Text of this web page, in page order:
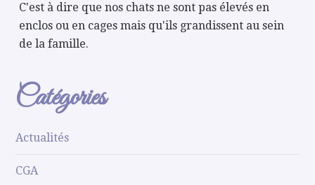
C'est à dire que nos chats ne sont pas élevés en
enclos ou en cages mais qu'ils grandissent au sein
de la famille.
Catégories
Actualités
CGA